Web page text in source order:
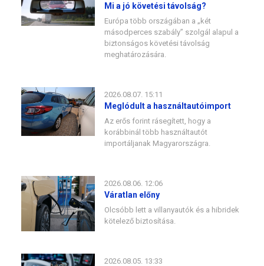
Mi a jó követési távolság?
Európa több országában a „két
másodperces szabály” szolgál alapul a
biztonságos követési távolság
meghatározására.
2026.08.07. 15:11
Meglódult a használtautóimport
Az erős forint rásegített, hogy a
korábbinál több használtautót
importáljanak Magyarországra.
2026.08.06. 12:06
Váratlan előny
Olcsóbb lett a villanyautók és a hibridek
kötelező biztosítása.
2026.08.05. 13:33